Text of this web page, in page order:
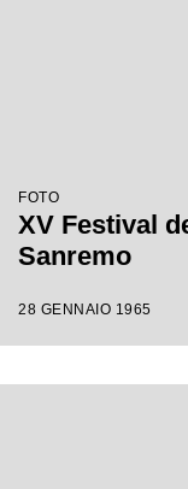
FOTO
XV Festival
Sanremo
28 GENNAIO 1965